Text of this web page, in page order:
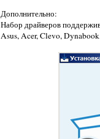
Дополнительно:
Набор драйверов
Asus, Acer, Clevo,